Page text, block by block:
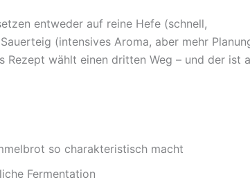
entweder auf reine Hefe (schnell,
(intensives Aroma, aber mehr
wählt einen dritten Weg – und der ist
so charakteristisch macht
Fermentation